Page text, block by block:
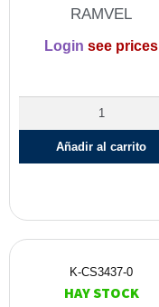
RAMVEL
Login see prices
Añadir al carrito
K-CS3437-0
HAY STOCK